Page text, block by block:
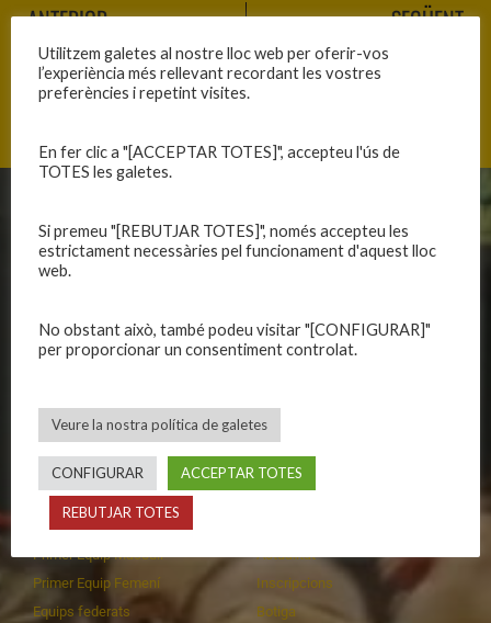
ANTERIOR
EL C.B. BLANES PRESENT ALS JOCS EMPORION DE LA SELVA
SEGÜENT
AVUI PARTIT DEL PRE-INFANTIL FEMENÍ
Història
Avís legal
Política de galetes
Privadesa a les xarxes
Primer equip masculí
Equips masculins
Equips femenins
Escola
Patrocinadors
CALENDARIS
Primer Equip Masculí
Primer Equip Femení
Equips federats
Actualitat
Inscripcions
Botiga
Utilitzem galetes al nostre lloc web per oferir-vos
l’experiència més rellevant recordant les vostres
preferències i repetint visites.
En fer clic a "[ACCEPTAR TOTES]", accepteu l'ús de
TOTES les galetes.
Si premeu "[REBUTJAR TOTES]", només accepteu les
estrictament necessàries pel funcionament d'aquest lloc
web.
No obstant això, també podeu visitar "[CONFIGURAR]"
per proporcionar un consentiment controlat.
Veure la nostra política de galetes
CONFIGURAR ACCEPTAR TOTES
REBUTJAR TOTES